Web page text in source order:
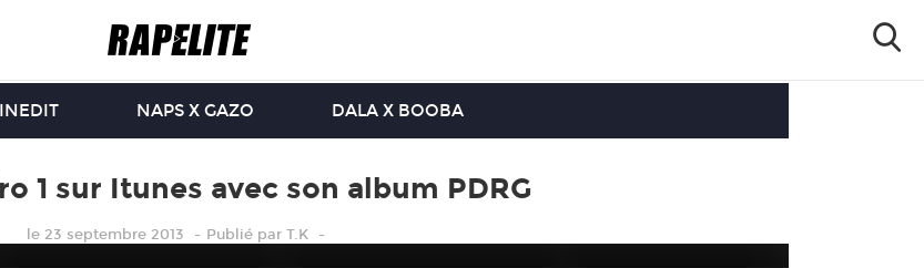
NAPS X GAZO DALA X BOOBA
1 sur Itunes avec son album PDRG
le 23 septembre 2013 Publié par T.K